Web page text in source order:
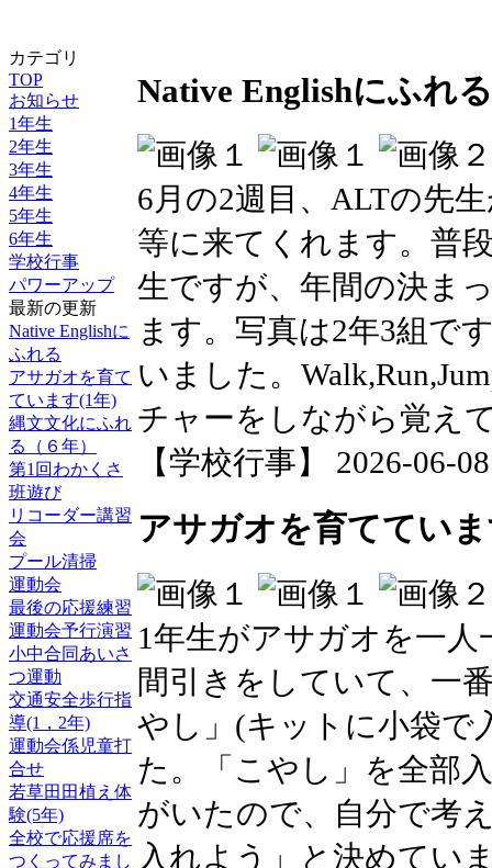
カテゴリ
TOP
お知らせ
1年生
2年生
3年生
4年生
5年生
6年生
学校行事
パワーアップ
最新の更新
Native Englishに
ふれる
アサガオを育て
ています(1年)
縄文文化にふれ
る（６年）
第1回わかくさ
班遊び
リコーダー講習
会
プール清掃
運動会
最後の応援練習
運動会予行演習
小中合同あいさ
つ運動
交通安全歩行指
導(1，2年)
運動会係児童打
合せ
若草田田植え体
験(5年)
全校で応援席を
つくってみまし
Native Englishにふれる
6月の2週目、ALTの先
等に来てくれます。普
生ですが、年間の決ま
ます。写真は2年3組で
いました。
チャーをしながら覚え
【学校行事】 2026-06-
アサガオを育ててい
1年生がアサガオを一
間引きをしていて、一
やし」(キットに小袋で
た。「こやし」を全部
がいたので、自分で考
入れよう」と決めてい